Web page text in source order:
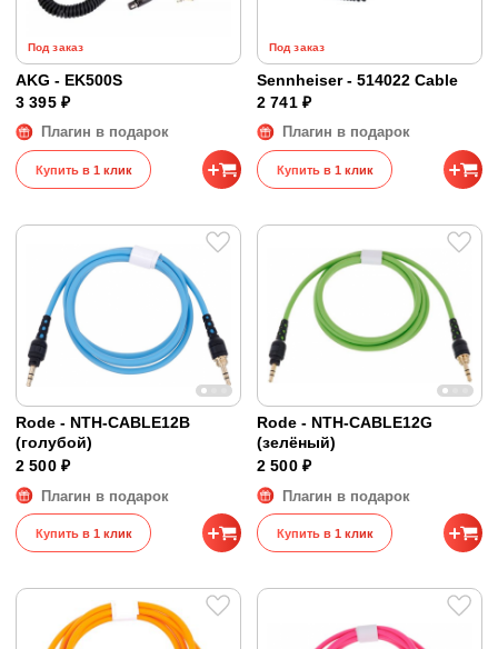
Под заказ
AKG - EK500S
3 395 ₽
Плагин в подарок
Купить в 1 клик
Под заказ
Sennheiser - 514022 Cable
2 741 ₽
Плагин в подарок
Купить в 1 клик
Rode - NTH-CABLE12B
(голубой)
2 500 ₽
Плагин в подарок
Купить в 1 клик
Rode - NTH-CABLE12G
(зелёный)
2 500 ₽
Плагин в подарок
Купить в 1 клик